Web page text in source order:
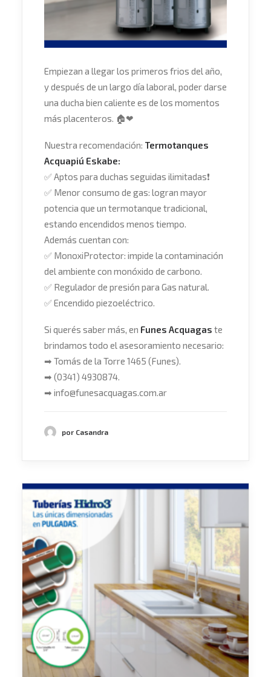
Empiezan a llegar los primeros frios del año,
y después de un largo día laboral, poder darse
una ducha bien caliente es de los momentos
más placenteros. 🏠❤
Nuestra recomendación: Termotanques
Acquapiú Eskabe:
✅Aptos para duchas seguidas ilimitadas❗
✅ Menor consumo de gas: logran mayor
potencia que un termotanque tradicional,
estando encendidos menos tiempo.
Además cuentan con:
✅ MonoxiProtector: impide la contaminación
del ambiente con monóxido de carbono.
✅ Regulador de presión para Gas natural.
✅Encendido piezoeléctrico.
Si querés saber más, en Funes Acquagas te
brindamos todo el asesoramiento necesario:
➡ Tomás de la Torre 1465 (Funes).
➡ (0341) 4930874.
➡ info@funesacquagas.com.ar
por Casandra